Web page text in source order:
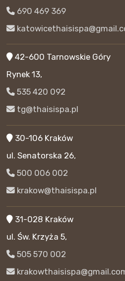
690 469 369
42-600 Tarnowskie Góry
Rynek 13,
535 420 092
tg@thaisispa.pl
30-106 Kraków
ul. Senatorska 26,
500 006 002
krakow@thaisispa.pl
31-028 Kraków
ul. Św. Krzyża 5,
505 570 002